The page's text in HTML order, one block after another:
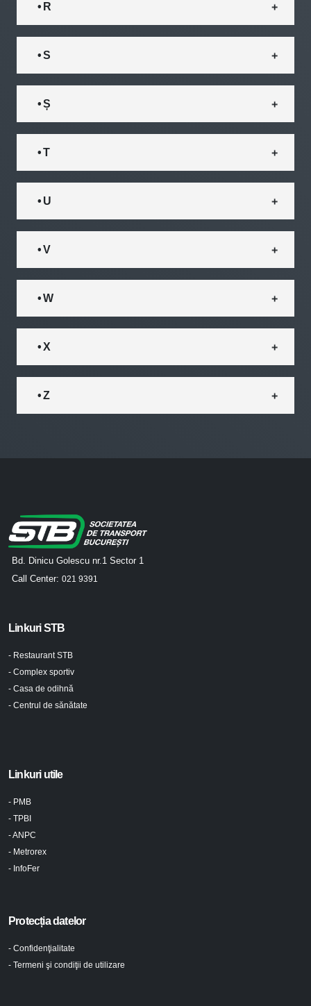
• R
• S
• Ș
• T
• U
• V
• W
• X
• Z
Bd. Dinicu Golescu nr.1 Sector 1
Call Center: 021 9391
Linkuri STB
- Restaurant STB
- Complex sportiv
- Casa de odihnă
- Centrul de sănătate
Linkuri utile
- PMB
- TPBI
- ANPC
- Metrorex
- InfoFer
Protecția datelor
- Confidenţialitate
- Termeni şi condiţii de utilizare